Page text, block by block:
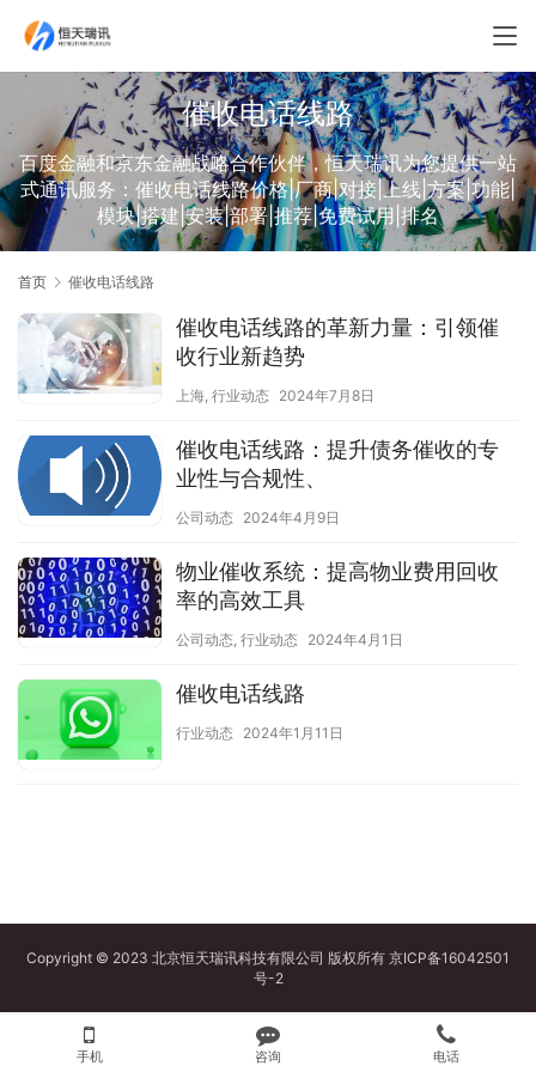
催收电话线路
百度金融和京东金融战略合作伙伴，恒天瑞讯为您提供一站
式通讯服务：催收电话线路价格|厂商|对接|上线|方案|功能|
模块|搭建|安装|部署|推荐|免费试用|排名
首页 催收电话线路
催收电话线路的革新力量：引领催
收行业新趋势
上海, 行业动态 2024年7月8日
催收电话线路：提升债务催收的专
业性与合规性、
公司动态 2024年4月9日
物业催收系统：提高物业费用回收
率的高效工具
公司动态, 行业动态 2024年4月1日
催收电话线路
行业动态 2024年1月11日
Copyright © 2023 北京恒天瑞讯科技有限公司 版权所有 京ICP备16042501
号-2
手机 咨询 电话